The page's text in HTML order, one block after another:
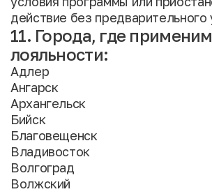
действие без
11. Города, где
лояльности:
Адлер
Ангарск
Архангельск
Бийск
Благовещенск
Владивосток
Волгоград
Волжский